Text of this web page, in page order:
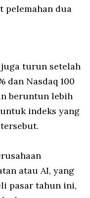
pelemahan dua
juga turun setelah
dan Nasdaq 100
beruntun lebih
indeks yang
atau AI, yang
pasar tahun ini,